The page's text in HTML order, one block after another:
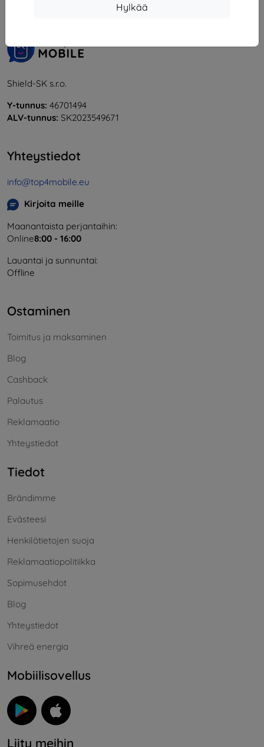
Hylkää
Shield-SK s.r.o.
Y-tunnus: 46701494
ALV-tunnus: SK2023549671
Yhteystiedot
info@top4mobile.eu
Kirjoita meille
Maanantaista perjantaihin:
Online8:00 - 16:00
Lauantai ja sunnuntai:
Offline
Ostaminen
Toimitus ja maksaminen
Blog
Cashback
Palautus
Reklamaatio
Yhteystiedot
Tiedot
Brändimme
Evästeesi
Henkilötietojen suoja
Reklamaatiopolitiikka
Sopimusehdot
Blog
Yhteystiedot
Vihreä energia
Mobiilisovellus
Liity meihin